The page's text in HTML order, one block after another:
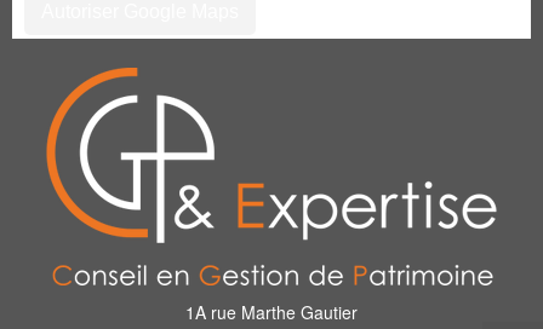
1A rue Marthe Gautier